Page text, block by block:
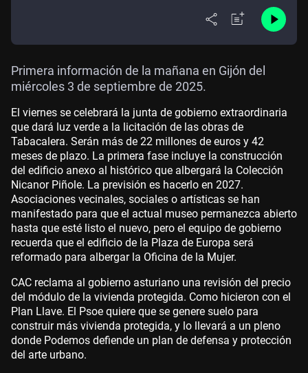
Primera información de la mañana en Gijón del
miércoles 3 de septiembre de 2025.
El viernes se celebrará la junta de gobierno extraordinaria
que dará luz verde a la licitación de las obras de
Tabacalera. Serán más de 22 millones de euros y 42
meses de plazo. La primera fase incluye la construcción
del edificio anexo al histórico que albergará la Colección
Nicanor Piñole. La previsión es hacerlo en 2027.
Asociaciones vecinales, sociales o artísticas se han
manifestado para que el actual museo permanezca abierto
hasta que esté listo el nuevo, pero el equipo de gobierno
recuerda que el edificio de la Plaza de Europa será
reformado para albergar la Oficina de la Mujer.
CAC reclama al gobierno asturiano una revisión del precio
del módulo de la vivienda protegida. Como hicieron con el
Plan Llave. El Psoe quiere que se genere suelo para
construir más vivienda protegida, y lo llevará a un pleno
donde Podemos defiende un plan de defensa y protección
del arte urbano.